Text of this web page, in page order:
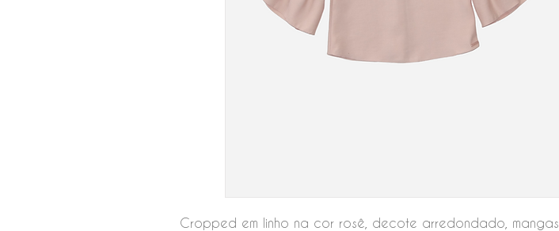
Cropped em linho na cor rosê, decote arredondado, mangas